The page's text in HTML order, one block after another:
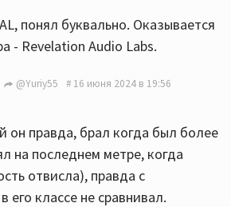
понял буквально. Оказывается
- Revelation Audio Labs.
@Yuriy55 16 июня 2024 в 19:56
он правда, брал когда был более
на последнем метре, когда
отвисла), правда с
его классе не сравнивал.